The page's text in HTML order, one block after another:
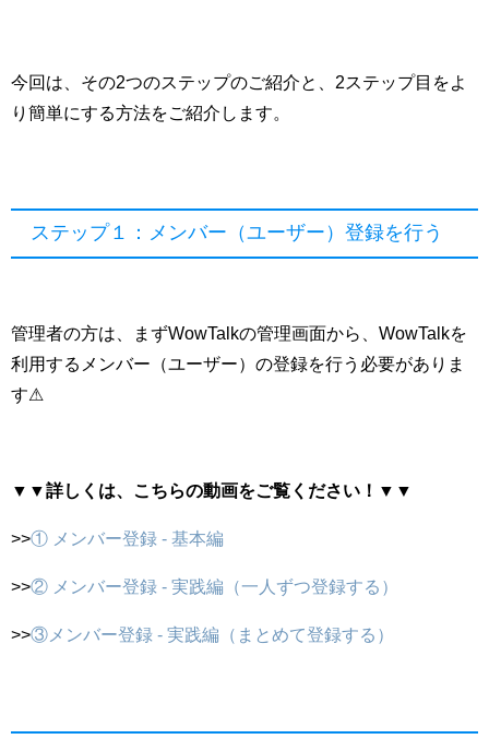
今回は、その2つのステップのご紹介と、2ステップ目をよ
り簡単にする方法をご紹介します。
ステップ１：メンバー（ユーザー）登録を行う
管理者の方は、まずWowTalkの管理画面から、WowTalkを
利用するメンバー（ユーザー）の登録を行う必要がありま
す⚠
▼▼詳しくは、こちらの動画をご覧ください！▼▼
>>① メンバー登録 - 基本編
>>② メンバー登録 - 実践編（一人ずつ登録する）
>>③メンバー登録 - 実践編（まとめて登録する）